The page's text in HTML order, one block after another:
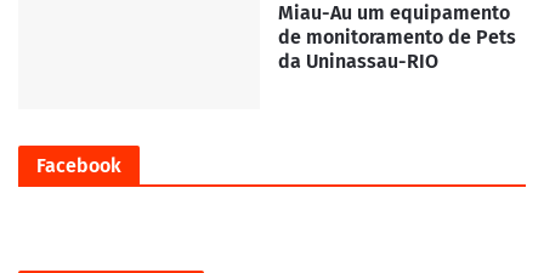
Miau-Au um equipamento
de monitoramento de Pets
da Uninassau-RIO
Facebook